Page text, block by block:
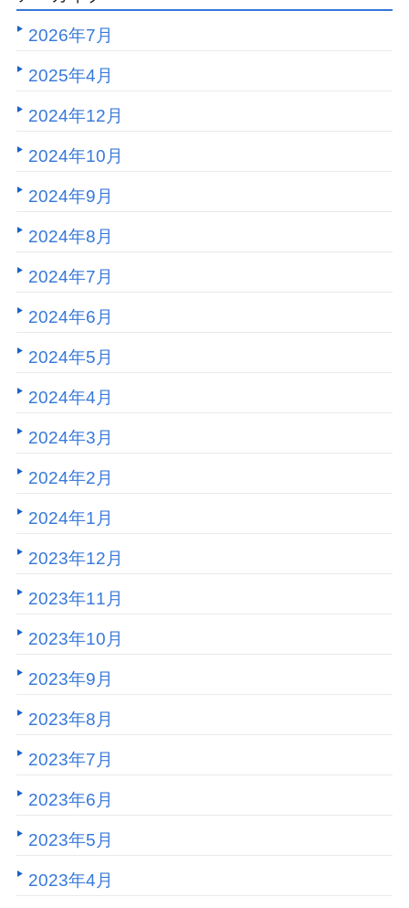
2026年7月
2025年4月
2024年12月
2024年10月
2024年9月
2024年8月
2024年7月
2024年6月
2024年5月
2024年4月
2024年3月
2024年2月
2024年1月
2023年12月
2023年11月
2023年10月
2023年9月
2023年8月
2023年7月
2023年6月
2023年5月
2023年4月